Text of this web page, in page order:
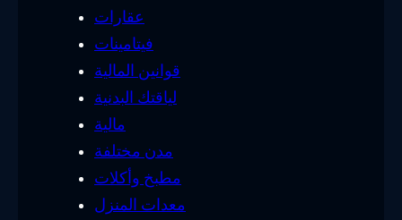
عقارات
فيتامينات
قوانين المالية
لياقتك البدنية
مالية
مدن مختلفة
مطبخ وأكلات
معدات المنزل